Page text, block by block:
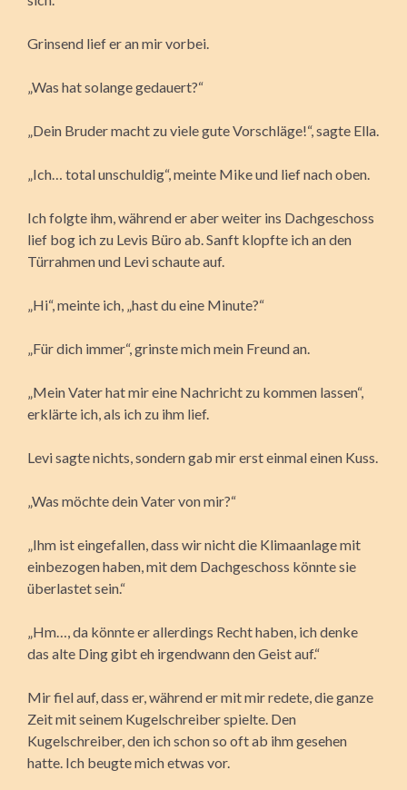
Grinsend lief er an mir vorbei.
„Was hat solange gedauert?“
„Dein Bruder macht zu viele gute Vorschläge!“, sagte Ella.
„Ich… total unschuldig“, meinte Mike und lief nach oben.
Ich folgte ihm, während er aber weiter ins Dachgeschoss
lief bog ich zu Levis Büro ab. Sanft klopfte ich an den
Türrahmen und Levi schaute auf.
„Hi“, meinte ich, „hast du eine Minute?“
„Für dich immer“, grinste mich mein Freund an.
„Mein Vater hat mir eine Nachricht zu kommen lassen“,
erklärte ich, als ich zu ihm lief.
Levi sagte nichts, sondern gab mir erst einmal einen Kuss.
„Was möchte dein Vater von mir?“
„Ihm ist eingefallen, dass wir nicht die Klimaanlage mit
einbezogen haben, mit dem Dachgeschoss könnte sie
überlastet sein.“
„Hm…, da könnte er allerdings Recht haben, ich denke
das alte Ding gibt eh irgendwann den Geist auf.“
Mir fiel auf, dass er, während er mit mir redete, die ganze
Zeit mit seinem Kugelschreiber spielte. Den
Kugelschreiber, den ich schon so oft ab ihm gesehen
hatte. Ich beugte mich etwas vor.